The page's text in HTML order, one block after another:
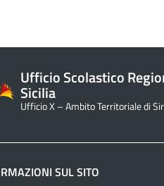
Ufficio Scolastico
Sicilia
Ufficio X – Ambito Territoriale di
SUL SITO